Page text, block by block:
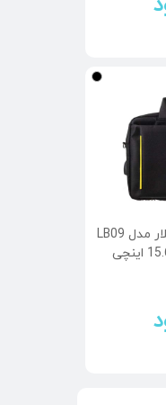
کیف لپ تاپ کاترپیلار مدل LB09